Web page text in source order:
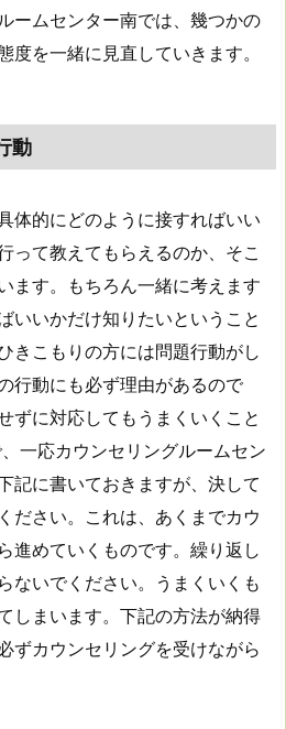
ームセンター南では、幾つかの
度を一緒に見直していきます。
動
体的にどのように接すればいい
って教えてもらえるのか、そこ
ます。もちろん一緒に考えます
いいかだけ知りたいということ
きこもりの方には問題行動がし
行動にも必ず理由があるので
ずに対応してもうまくいくこと
一応カウンセリングルームセン
記に書いておきますが、決して
ださい。これは、あくまでカウ
進めていくものです。繰り返し
ないでください。うまくいくも
しまいます。下記の方法が納得
ずカウンセリングを受けながら